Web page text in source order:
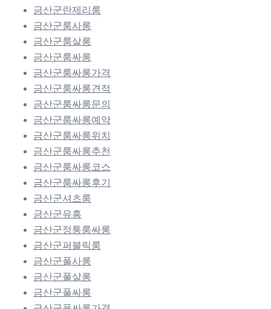
금산군란제리룸
금산군룸사롱
금산군룸살롱
금산군룸싸롱
금산군룸싸롱가격
금산군룸싸롱견적
금산군룸싸롱문의
금산군룸싸롱예약
금산군룸싸롱위치
금산군룸싸롱추천
금산군룸싸롱코스
금산군룸싸롱후기
금산군셔츠룸
금산군유흥
금산군정통룸싸롱
금산군퍼블릭룸
금산군풀사롱
금산군풀살롱
금산군풀싸롱